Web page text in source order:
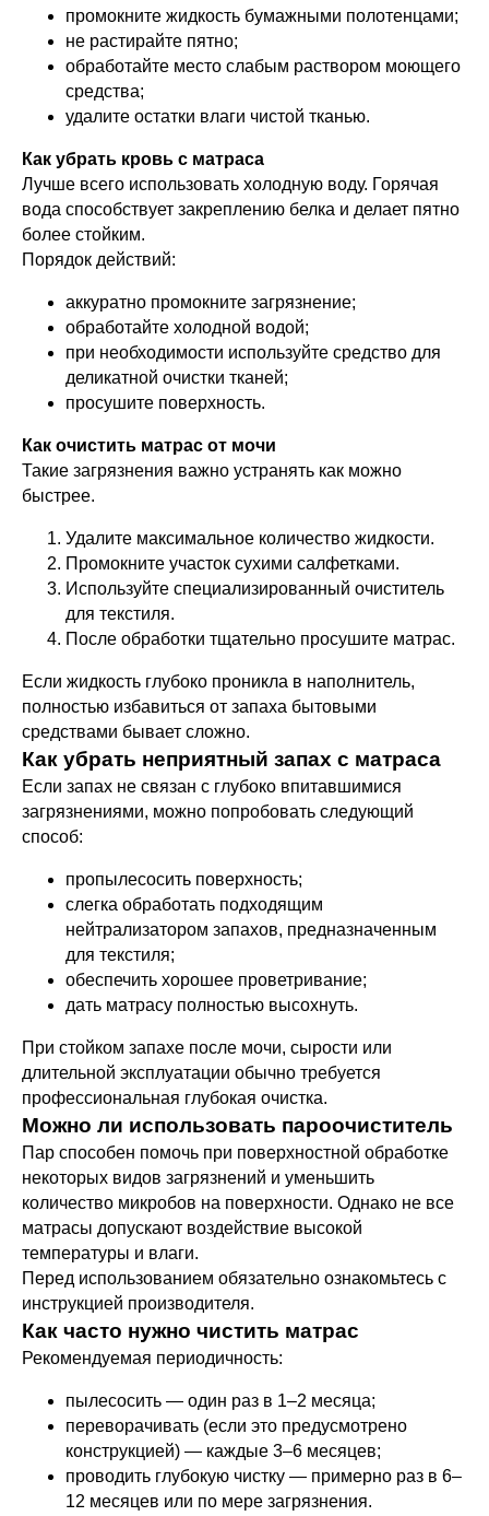
промокните жидкость бумажными полотенцами;
не растирайте пятно;
обработайте место слабым раствором моющего
средства;
удалите остатки влаги чистой тканью.
Как убрать кровь с матраса
Лучше всего использовать холодную воду. Горячая
вода способствует закреплению белка и делает пятно
более стойким.
Порядок действий:
аккуратно промокните загрязнение;
обработайте холодной водой;
при необходимости используйте средство для
деликатной очистки тканей;
просушите поверхность.
Как очистить матрас от мочи
Такие загрязнения важно устранять как можно
быстрее.
Удалите максимальное количество жидкости.
Промокните участок сухими салфетками.
Используйте специализированный очиститель
для текстиля.
После обработки тщательно просушите матрас.
Если жидкость глубоко проникла в наполнитель,
полностью избавиться от запаха бытовыми
средствами бывает сложно.
Как убрать неприятный запах с матраса
Если запах не связан с глубоко впитавшимися
загрязнениями, можно попробовать следующий
способ:
пропылесосить поверхность;
слегка обработать подходящим
нейтрализатором запахов, предназначенным
для текстиля;
обеспечить хорошее проветривание;
дать матрасу полностью высохнуть.
При стойком запахе после мочи, сырости или
длительной эксплуатации обычно требуется
профессиональная глубокая очистка.
Можно ли использовать пароочиститель
Пар способен помочь при поверхностной обработке
некоторых видов загрязнений и уменьшить
количество микробов на поверхности. Однако не все
матрасы допускают воздействие высокой
температуры и влаги.
Перед использованием обязательно ознакомьтесь с
инструкцией производителя.
Как часто нужно чистить матрас
Рекомендуемая периодичность:
пылесосить — один раз в 1–2 месяца;
переворачивать (если это предусмотрено
конструкцией) — каждые 3–6 месяцев;
проводить глубокую чистку — примерно раз в 6–
12 месяцев или по мере загрязнения.